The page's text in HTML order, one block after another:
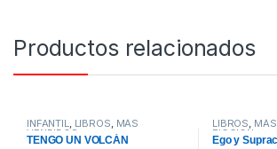
Productos relacionados
INFANTIL, LIBROS, MÁS
VENDIDOS
TENGO UN VOLCÁN
LIBROS,
FICCION
Ego y